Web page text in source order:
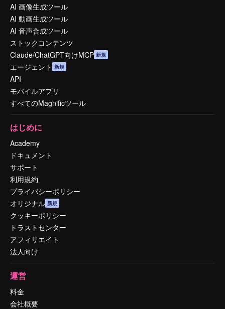
AI 画像生成ツール
AI 動画生成ツール
AI 音声合成ツール
ストックコンテンツ
Claude/ChatGPT向けMCP 新規
エージェント 新規
API
モバイルアプリ
すべてのMagnificツール
はじめに
Academy
ドキュメント
サポート
利用規約
プライバシーポリシー
オリジナル 新規
クッキーポリシー
トラストセンター
アフィリエイト
法人向け
運営
料金
会社概要